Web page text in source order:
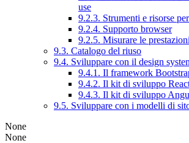
use
9.2.3. Strumenti e risorse
9.2.4. Supporto browser
9.2.5. Misurare le prestazioni
9.3. Catalogo del riuso
9.4. Sviluppare con il design
9.4.1. Il framework
9.4.2. Il kit di sviluppo
9.4.3. Il kit di sviluppo
9.5. Sviluppare con i modelli di
None
None